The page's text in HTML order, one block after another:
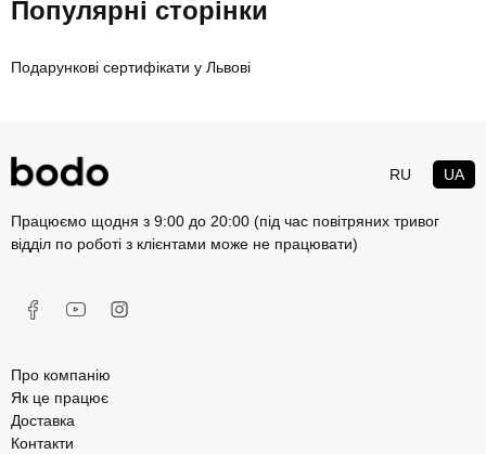
Популярні сторінки
Подарункові сертифікати у Львові
RU UA
Працюємо щодня з 9:00 до 20:00 (під час повітряних тривог
відділ по роботі з клієнтами може не працювати)
Про компанію
Як це працює
Доставка
Контакти